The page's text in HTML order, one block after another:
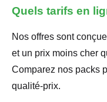
Quels tarifs en
Nos offres sont
et un prix moins cher
Comparez nos packs
qualité-prix.